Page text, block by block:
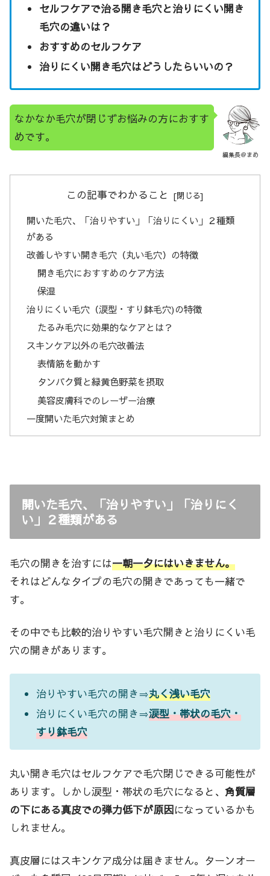
セルフケアで治る開き毛穴と治りにくい開き
毛穴の違いは？
おすすめのセルフケア
治りにくい開き毛穴はどうしたらいいの？
編集長＠まめ
なかなか毛穴が閉じずお悩みの方におすす
めです。
この記事でわかること
開いた毛穴、「治りやすい」「治りにくい」２種類
がある
改善しやすい開き毛穴（丸い毛穴）の特徴
開き毛穴におすすめのケア方法
保湿
治りにくい毛穴（涙型・すり鉢毛穴)の特徴
たるみ毛穴に効果的なケアとは？
スキンケア以外の毛穴改善法
表情筋を動かす
タンパク質と緑黄色野菜を摂取
美容皮膚科でのレーザー治療
一度開いた毛穴対策まとめ
開いた毛穴、「治りやすい」「治りにく
い」２種類がある
毛穴の開きを治すには一朝一夕にはいきません。
それはどんなタイプの毛穴の開きであっても一緒で
す。
その中でも比較的治りやすい毛穴開きと治りにくい毛
穴の開きがあります。
治りやすい毛穴の開き⇒丸く浅い毛穴
治りにくい毛穴の開き⇒涙型・帯状の毛穴・
すり鉢毛穴
丸い開き毛穴はセルフケアで毛穴閉じできる可能性が
あります。しかし涙型・帯状の毛穴になると、 角質層
の下にある真皮での弾力低下が原因になっているかも
しれません。
真皮層にはスキンケア成分は届きません。ターンオー